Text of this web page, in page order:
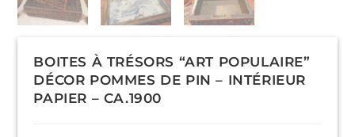
BOITES À TRÉSORS “ART POPULAIRE”
DÉCOR POMMES DE PIN – INTÉRIEUR
PAPIER – CA.1900